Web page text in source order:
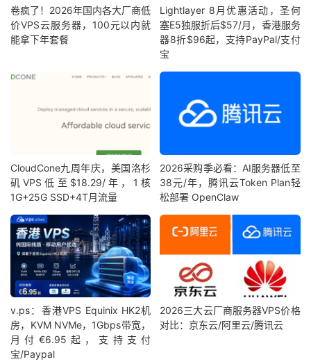
卷疯了！2026年国内各大厂商低
价VPS云服务器，100元以内就
能拿下年套餐
Lightlayer 8月优惠活动，圣何
塞E5独服折后$57/月，香港服务
器8折$96起，支持PayPal/支付
宝
CloudCone九周年庆，美国洛杉
矶VPS低至$18.29/年，1核
1G+25G SSD+4T月流量
2026采购季必看：AI服务器低至
38元/年，腾讯云Token Plan轻
松部署 OpenClaw
v.ps：香港VPS Equinix HK2机
房，KVM NVMe，1Gbps带宽，
月付€6.95起，支持支付
宝/Paypal
2026三大云厂商服务器VPS价格
对比：京东云/阿里云/腾讯云